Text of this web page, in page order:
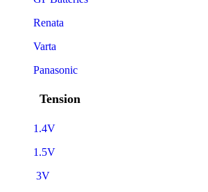
Renata
Varta
Panasonic
Tension
1.4V
1.5V
3V